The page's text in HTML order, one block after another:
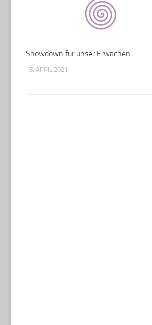
Showdown für unser Erwachen
18. APRIL 2021